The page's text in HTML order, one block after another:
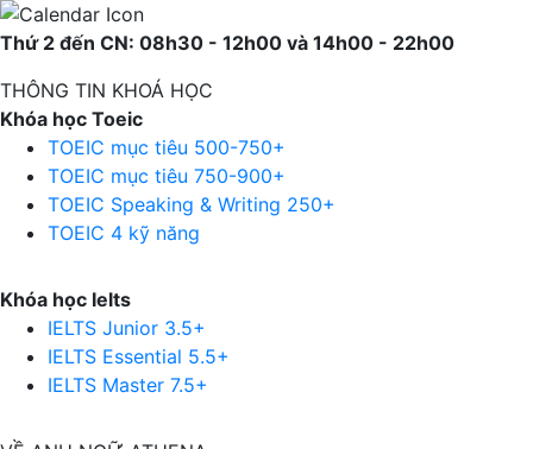
Thứ 2 đến CN: 08h30 - 12h00 và 14h00 - 22h00
THÔNG TIN KHOÁ HỌC
Khóa học Toeic
TOEIC mục tiêu 500-750+
TOEIC mục tiêu 750-900+
TOEIC Speaking & Writing 250+
TOEIC 4 kỹ năng
Khóa học Ielts
IELTS Junior 3.5+
IELTS Essential 5.5+
IELTS Master 7.5+